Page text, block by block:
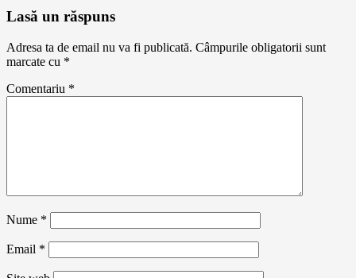
Lasă un răspuns
Adresa ta de email nu va fi publicată. Câmpurile obligatorii sunt
marcate cu *
Comentariu *
Nume *
Email *